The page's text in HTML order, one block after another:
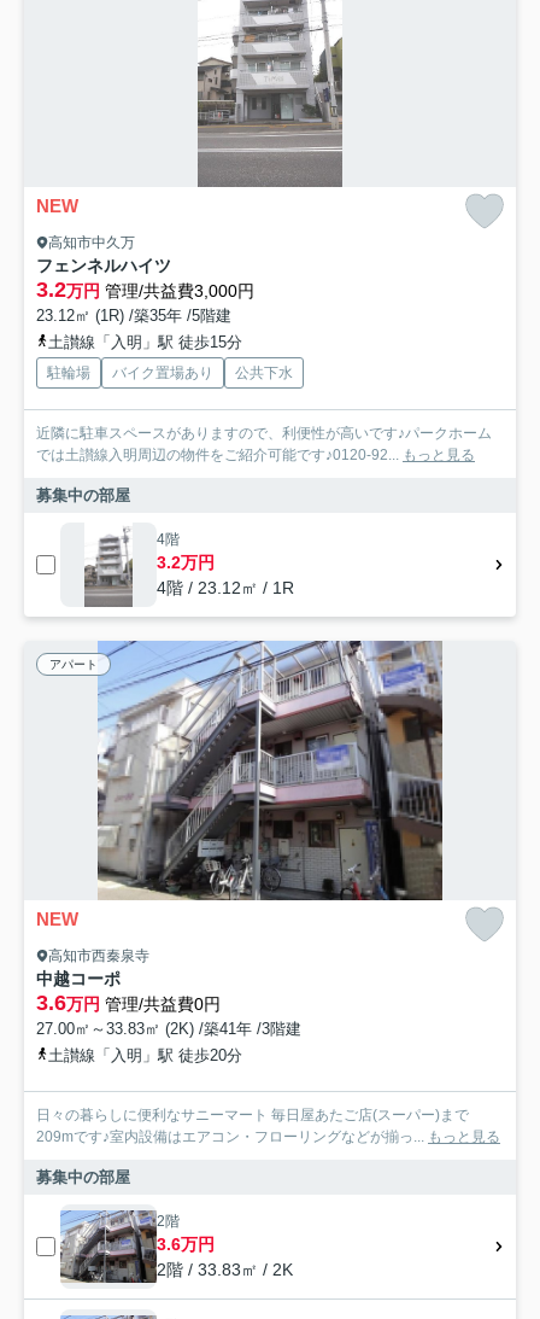
NEW
高知市中久万
フェンネルハイツ
3.2万円 管理/共益費3,000円
23.12㎡ (1R) /築35年 /5階建
土讃線「入明」駅 徒歩15分
駐輪場 バイク置場あり 公共下水
近隣に駐車スペースがありますので、利便性が高いです♪パークホーム
では土讃線入明周辺の物件をご紹介可能です♪0120-92... もっと見る
募集中の部屋
4階
3.2万円
4階 / 23.12㎡ / 1R
アパート
NEW
高知市西秦泉寺
中越コーポ
3.6万円 管理/共益費0円
27.00㎡～33.83㎡ (2K) /築41年 /3階建
土讃線「入明」駅 徒歩20分
日々の暮らしに便利なサニーマート 毎日屋あたご店(スーパー)まで
209mです♪室内設備はエアコン・フローリングなどが揃っ... もっと見る
募集中の部屋
2階
3.6万円
2階 / 33.83㎡ / 2K